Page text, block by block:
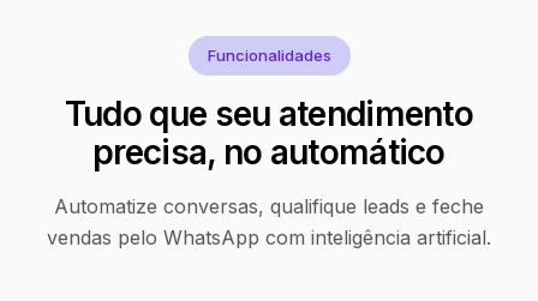
Funcionalidades
Tudo que seu atendimento
precisa, no automático
Automatize conversas, qualifique leads e feche
vendas pelo WhatsApp com inteligência artificial.